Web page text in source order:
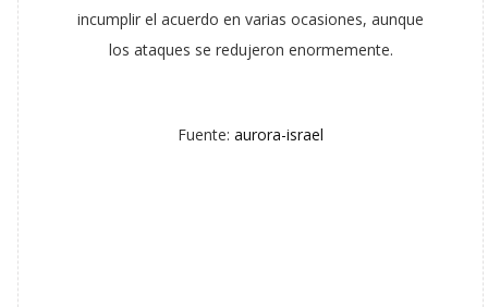
incumplir el acuerdo en varias ocasiones, aunque
los ataques se redujeron enormemente.
Fuente:aurora-israel